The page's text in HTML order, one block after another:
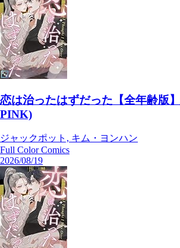
恋は治ったはずだった【全年齢版
PINK)
ジャックポット, キム・ヨンハン
Full Color Comics
2026/08/19